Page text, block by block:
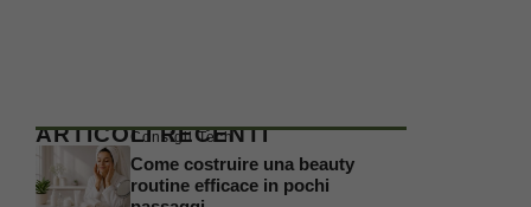
ARTICOLI RECENTI
Consigli Tech
Come costruire una beauty
routine efficace in pochi